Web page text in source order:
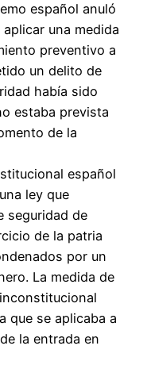
español anuló
una medida
preventivo a
un delito de
había sido
estaba prevista
de la
español
ley que
seguridad de
de la patria
por un
La medida de
que se aplicaba a
la entrada en